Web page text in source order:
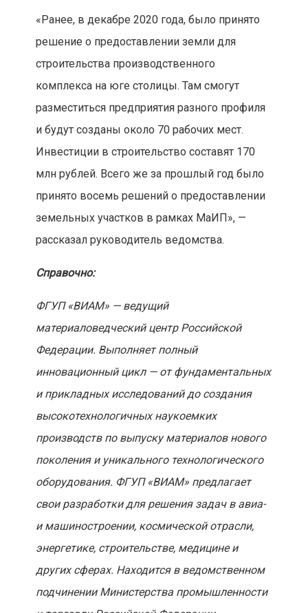
«Ранее, в декабре 2020 года, было принято
решение о предоставлении земли для
строительства производственного
комплекса на юге столицы. Там смогут
разместиться предприятия разного профиля
и будут созданы около 70 рабочих мест.
Инвестиции в строительство составят 170
млн рублей. Всего же за прошлый год было
принято восемь решений о предоставлении
земельных участков в рамках МаИП», —
рассказал руководитель ведомства.
Справочно:
ФГУП «ВИАМ» — ведущий
материаловедческий центр Российской
Федерации. Выполняет полный
инновационный цикл — от фундаментальных
и прикладных исследований до создания
высокотехнологичных наукоемких
производств по выпуску материалов нового
поколения и уникального технологического
оборудования. ФГУП «ВИАМ» предлагает
свои разработки для решения задач в авиа-
и машиностроении, космической отрасли,
энергетике, строительстве, медицине и
других сферах. Находится в ведомственном
подчинении Министерства промышленности